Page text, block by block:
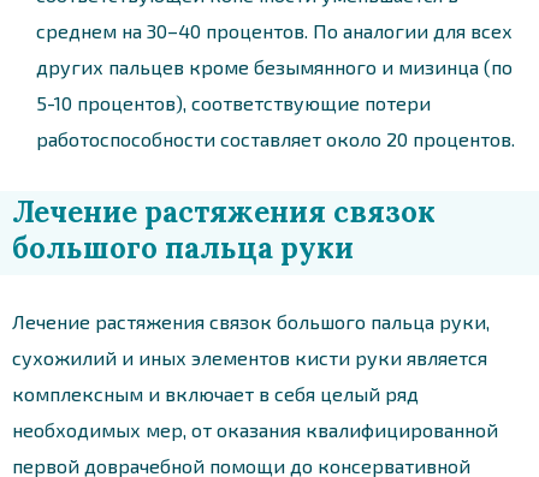
среднем на 30–40 процентов. По аналогии для всех
других пальцев кроме безымянного и мизинца (по
5-10 процентов), соответствующие потери
работоспособности составляет около 20 процентов.
Лечение растяжения связок
большого пальца руки
Лечение растяжения связок большого пальца руки,
сухожилий и иных элементов кисти руки является
комплексным и включает в себя целый ряд
необходимых мер, от оказания квалифицированной
первой доврачебной помощи до консервативной